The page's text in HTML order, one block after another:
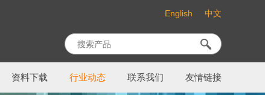
English 中文
资料下载 行业动态 联系我们 友情链接